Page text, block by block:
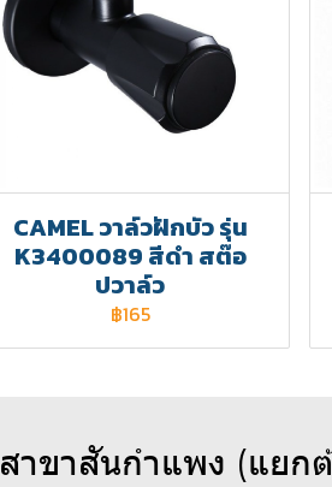
CAMEL วาล์วฝักบัว รุ่น
K3400089 สีดำ สต๊อ
ปวาล์ว
฿165
สาขาสันกำแพง (แยก